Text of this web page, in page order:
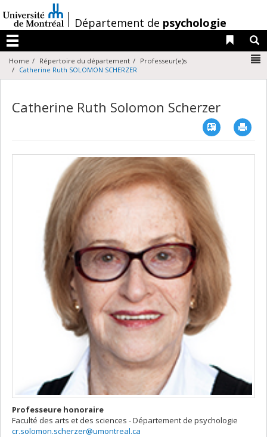
au
contenu
/Département de psychologie
Menu
Liens
Home Répertoire du département
Professeur(e)s
Catherine Ruth SOLOMON SCHERZER
Catherine Ruth Solomon Scherzer
Vcard
Professeure honoraire
Faculté des arts et des sciences - Département de psychologie
cr.solomon.scherzer@umontreal.ca